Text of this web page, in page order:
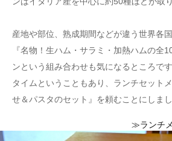
産地や部位、熟成期間などが違う世界各
『名物！生ハム・サラミ・加熱ハムの全
ンという組み合わせも気になるところ
タイムということもあり、ランチセット
せ＆パスタのセット』を頼むことにしまし
≫ランチ